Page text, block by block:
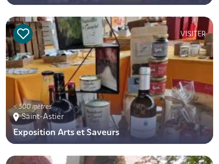
VISITER
< 500 mètres
Saint-Astier
Exposition Arts et Saveurs